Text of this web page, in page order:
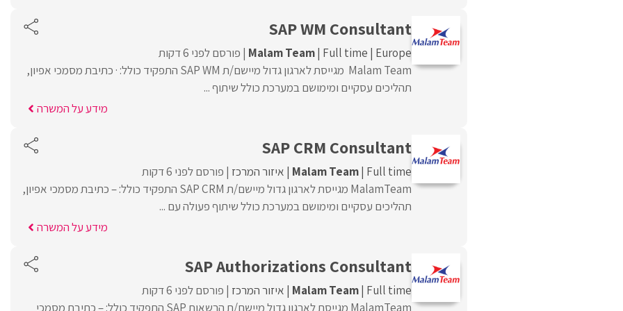
SAP WM Consultant
Malam Team Full time Europe
פורסם לפני 6 דקות
Malam Team מגייסת לארגון גדול מיישם/ת SAP WM התפקיד כולל: · כתיבת מסמכי אפיון,
תהליכים עסקיים ומימושם במערכת כולל שיתוף ...
מידע על המשרה
SAP CRM Consultant
Malam Team Full time איזור המרכז פורסם לפני 6 דקות
MalamTeam מגייסת לארגון גדול מיישם/ת SAP CRM התפקיד כולל: – כתיבת מסמכי אפיון,
תהליכים עסקיים ומימושם במערכת כולל שיתוף פעולה עם ...
מידע על המשרה
SAP Authorizations Consultant
Malam Team Full time איזור המרכז פורסם לפני 6 דקות
MalamTeam מגייסת לארגון גדול מיישם/ת הרשאות SAP התפקיד כולל: – כתיבת מסמכי